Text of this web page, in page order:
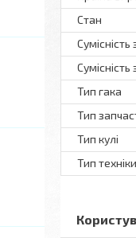
Стан
Тип гака
Тип
Тип кулі
Тип техніки